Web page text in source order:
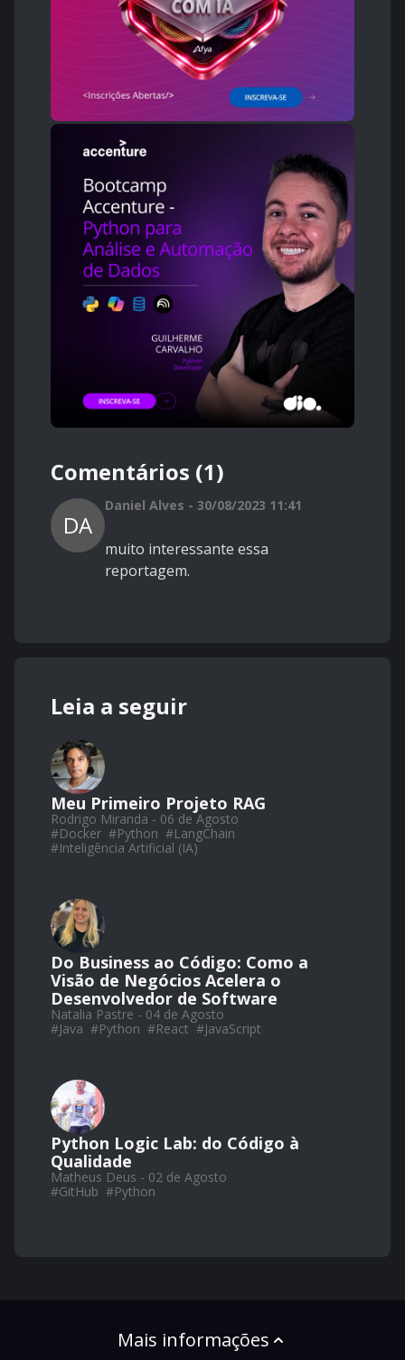
Comentários (1)
DA
Daniel Alves - 30/08/2023 11:41
muito interessante essa
reportagem.
Leia a seguir
Meu Primeiro Projeto RAG
Rodrigo Miranda - 06 de Agosto
#Docker #Python #LangChain
#Inteligência Artificial (IA)
Do Business ao Código: Como a
Visão de Negócios Acelera o
Desenvolvedor de Software
Natalia Pastre - 04 de Agosto
#Java #Python #React #JavaScript
Python Logic Lab: do Código à
Qualidade
Matheus Deus - 02 de Agosto
#GitHub #Python
Mais informações